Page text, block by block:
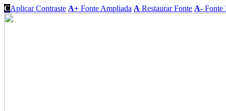
CAplicar Contraste A+ Fonte Ampliada A Restaurar Fonte A- Fonte